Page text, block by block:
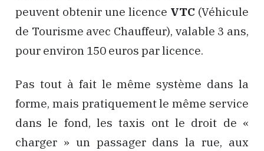
peuvent obtenir une licence VTC (Véhicule
de Tourisme avec Chauffeur), valable 3 ans,
pour environ 150 euros par licence.
Pas tout à fait le même système dans la
forme, mais pratiquement le même service
dans le fond, les taxis ont le droit de «
charger » un passager dans la rue, aux